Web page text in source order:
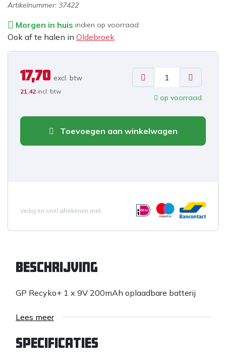
Artikelnummer: 37422
Morgen in huis indien op voorraad
Ook af te halen in Oldebroek
17,70 excl. btw
21,42 incl. btw
op voorraad
Toevoegen aan winkelwagen
Veilig en snel afrekenen met
Beschrijving
GP Recyko+ 1 x 9V 200mAh oplaadbare batterij
Lees meer
Specificaties